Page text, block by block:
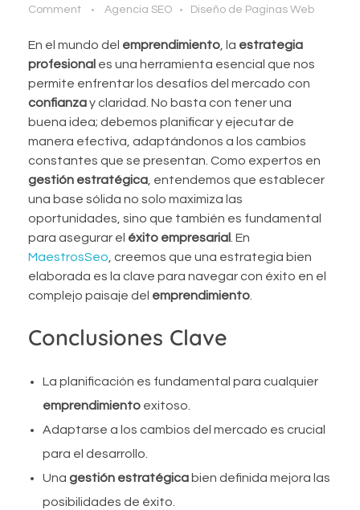
Comment
Agencia SEO Diseño de Paginas Web
En el mundo del emprendimiento, la estrategia
profesional es una herramienta esencial que nos
permite enfrentar los desafíos del mercado con
confianzay claridad. No basta con tener una
buena idea; debemos planificar y ejecutar de
manera efectiva, adaptándonos a los cambios
constantes que se presentan. Como expertos en
gestión estratégica, entendemos que establecer
una base sólida no solo maximiza las
oportunidades, sino que también es fundamental
para asegurar el éxito empresarial. En
MaestrosSeo, creemos que una estrategia bien
elaborada es la clave para navegar con éxito en el
complejo paisaje del emprendimiento.
Conclusiones Clave
La planificación es fundamental para cualquier
emprendimientoexitoso.
Adaptarse a los cambios del mercado es crucial
para el desarrollo.
Una gestión estratégicabien definida mejora las
posibilidades de éxito.